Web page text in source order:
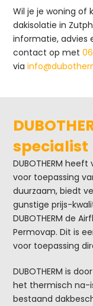
Wil je je woning of
dakisolatie in
informatie, advies
contact op met
via
specialist
DUBOTHERM
voor toepassing
duurzaam, biedt
gunstige prijs-
DUBOTHERM de
Permovap. Dit is
voor toepassing
DUBOTHERM is
het thermisch na-
bestaand